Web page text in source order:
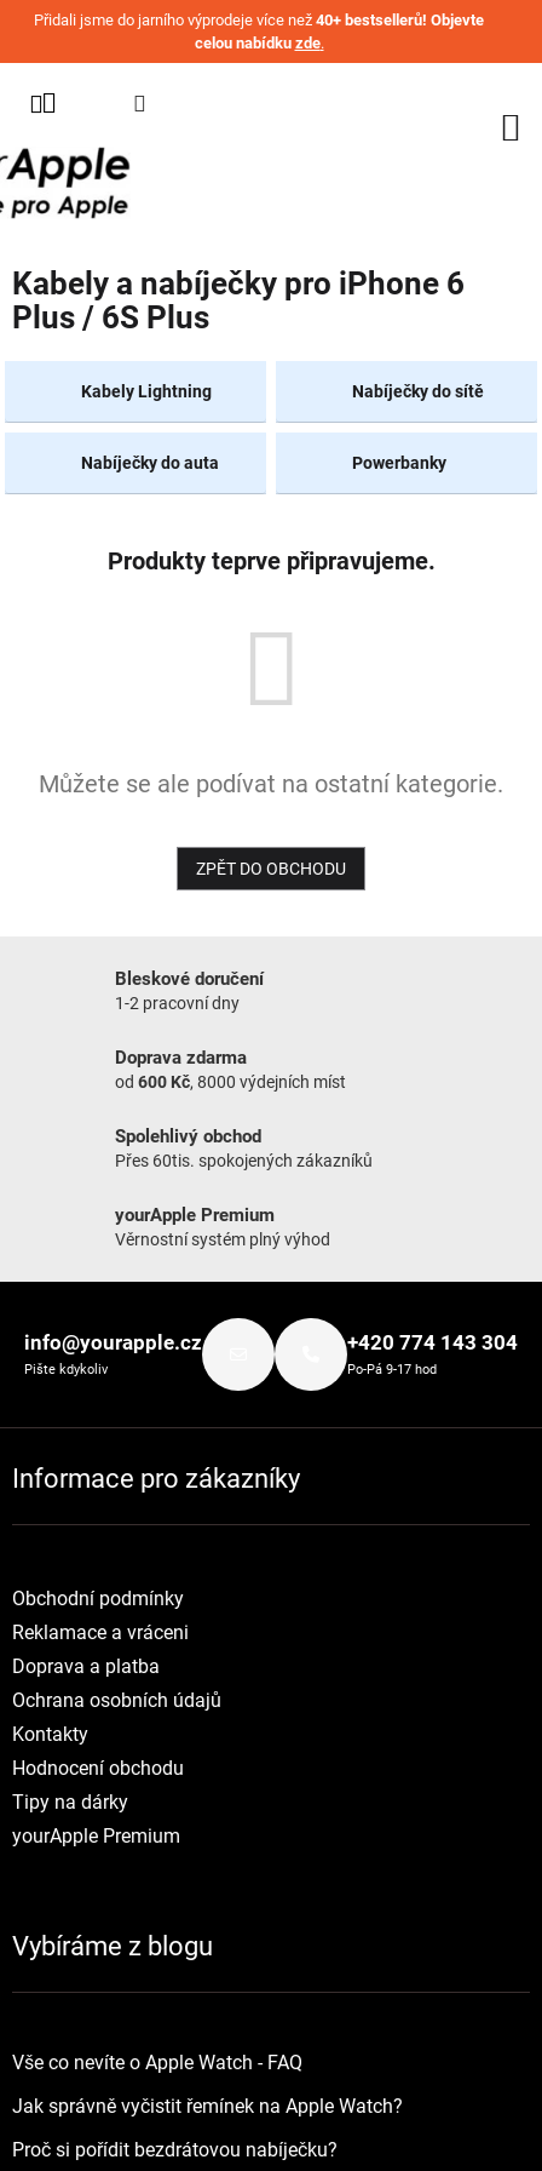
Přejít na obsah
Přidali jsme do jarního výprodeje více než 40+ bestsellerů! Objevte
celou nabídku zde.
IPHONE
MACBOOK
AIRPODS
AIRTAG
OSTATNÍ
ZNAČKY
%
Kabely a nabíječky pro iPhone 6
Plus / 6S Plus
Kabely Lightning Nabíječky do sítě
Nabíječky do auta Powerbanky
Produkty teprve připravujeme.
Můžete se ale podívat na ostatní kategorie.
ZPĚT DO OBCHODU
Bleskové doručení
1-2 pracovní dny
Doprava zdarma
od 600 Kč, 8000 výdejních míst
Spolehlivý obchod
Přes 60tis. spokojených zákazníků
yourApple Premium
Věrnostní systém plný výhod
info@yourapple.cz
Pište kdykoliv
+420 774 143 304
Po-Pá 9-17 hod
Informace pro zákazníky
Obchodní podmínky
Reklamace a vráceni
Doprava a platba
Ochrana osobních údajů
Kontakty
Hodnocení obchodu
Tipy na dárky
yourApple Premium
Vybíráme z blogu
Vše co nevíte o Apple Watch - FAQ
Jak správně vyčistit řemínek na Apple Watch?
Proč si pořídit bezdrátovou nabíječku?